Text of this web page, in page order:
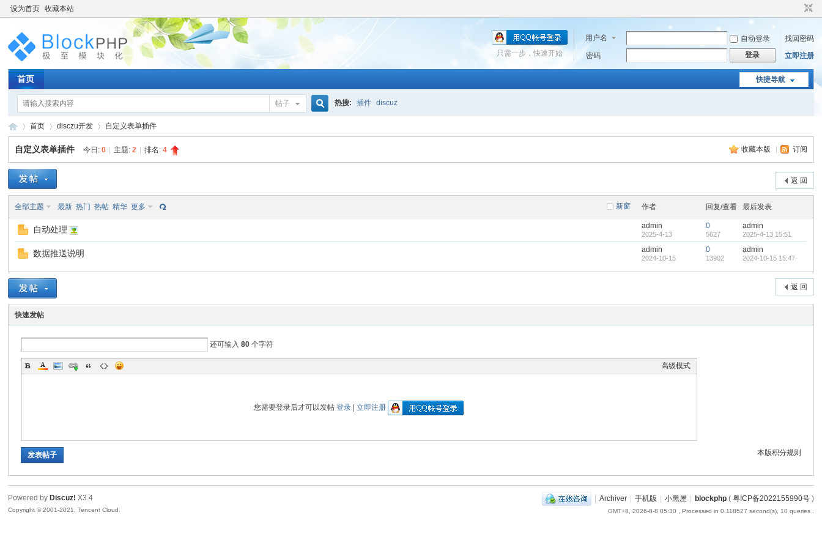
设为首页 收藏本站
用户名 自动登录
找回密码
密码
登录 立即注册
只需一步，快速开始
快捷导航
首页
帖子 热搜: 插件 discuz
oc
»
首页
›
disczu开发 自定义表单插件
收藏本版 订阅
自定义表单插件 今日:0 主题:2 排名:4
返 回
新窗
全部主题 最新 热门 热帖 精华 更多 作者 回复/查看 最后发表
自动处理 admin
2025-4-13
0
5627
admin
2025-4-13 15:51
数据推送说明 admin
2024-10-15
0
13902
admin
2024-10-15 15:47
返 回
快速发帖
还可输入80 个字符
高级模式
您需要登录后才可以发帖登录 |立即注册
本版积分规则
发表帖子
| Archiver | 手机版 | 小黑屋 | blockphp( 粤ICP备2022155990号)
GMT+8, 2026-8-8 05:30 , Processed in 0.118527 second(s), 10 queries .
Powered by Discuz! X3.4
Copyright © 2001-2021, Tencent Cloud.